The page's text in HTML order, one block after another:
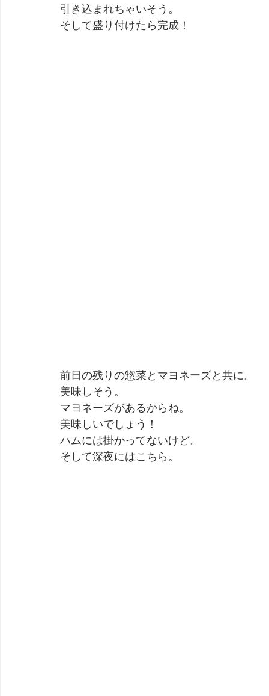
引き込まれちゃいそう。
そして盛り付けたら完成！
前日の残りの惣菜とマヨネーズと共に。
美味しそう。
マヨネーズがあるからね。
美味しいでしょう！
ハムには掛かってないけど。
そして深夜にはこちら。